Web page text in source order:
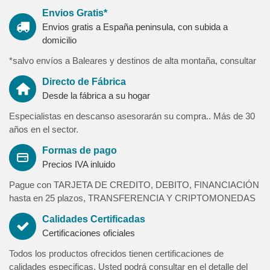
resistencia de las costuras.
Solidez al frote entre 4-5 (Norma ISO 25077/1996) /
Resistencia a la abrasión: 45.000 ciclos ( Norma ISO 12947-2:
lavado entre 4-5 (Norma ISO 25077)
Garantia y Calidad certificada:
3 años de garantia contra defecto de fabricación.
Producto fabricado por una de las más importantes empresas
de tapiceria a nivel nacional y bajo el sello de Muebles de
y producción homologados por las normativas europeas de
calidad.
Nuestra garantía de calidad le asegura un producto de máxima
relación calidad-precio y libre de sustancias nocivas contra la
Nota importante:
Si su finca o domicilio presenta características especiales, en
cuanto al espacio disponible para el acceso de los productos,
Envios Gratis*
Envios gratis a España peninsula, con subida a
domicilio
*salvo envíos a Baleares y destinos de alta montaña, consultar
Directo de Fábrica
Desde la fábrica a su hogar
Especialistas en descanso asesorarán su compra.. Más de 30
años en el sector.
Formas de pago
Precios IVA inluido
Pague con TARJETA DE CREDITO, DEBITO, FINANCIACIÓN
hasta en 25 plazos, TRANSFERENCIA Y CRIPTOMONEDAS
Calidades Certificadas
Certificaciones oficiales
Todos los productos ofrecidos tienen certificaciones de
calidades especificas. Usted podrá consultar en el detalle del